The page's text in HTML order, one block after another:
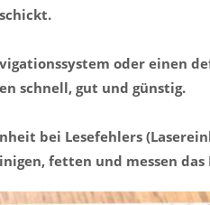
oder einen
schnell, gut und günstig.
bei Lesefehlers
fetten und messen